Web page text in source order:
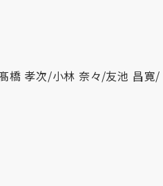
橋 孝次/小林 奈々/友池 昌寛/